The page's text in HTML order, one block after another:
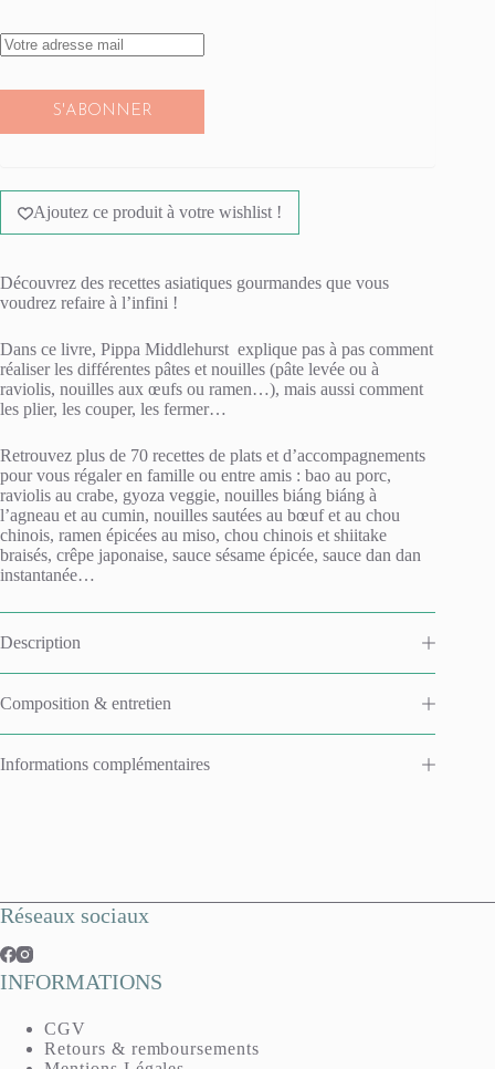
S'ABONNER
Ajoutez ce produit à votre wishlist !
Découvrez des recettes asiatiques gourmandes que vous
voudrez refaire à l’infini !
Dans ce livre, Pippa Middlehurst explique pas à pas comment
réaliser les différentes pâtes et nouilles (pâte levée ou à
raviolis, nouilles aux œufs ou ramen…), mais aussi comment
les plier, les couper, les fermer…
Retrouvez plus de 70 recettes de plats et d’accompagnements
pour vous régaler en famille ou entre amis : bao au porc,
raviolis au crabe, gyoza veggie, nouilles biáng biáng à
l’agneau et au cumin, nouilles sautées au bœuf et au chou
chinois, ramen épicées au miso, chou chinois et shiitake
braisés, crêpe japonaise, sauce sésame épicée, sauce dan dan
instantanée…
Description
Composition & entretien
Informations complémentaires
Réseaux sociaux
INFORMATIONS
CGV
Retours & remboursements